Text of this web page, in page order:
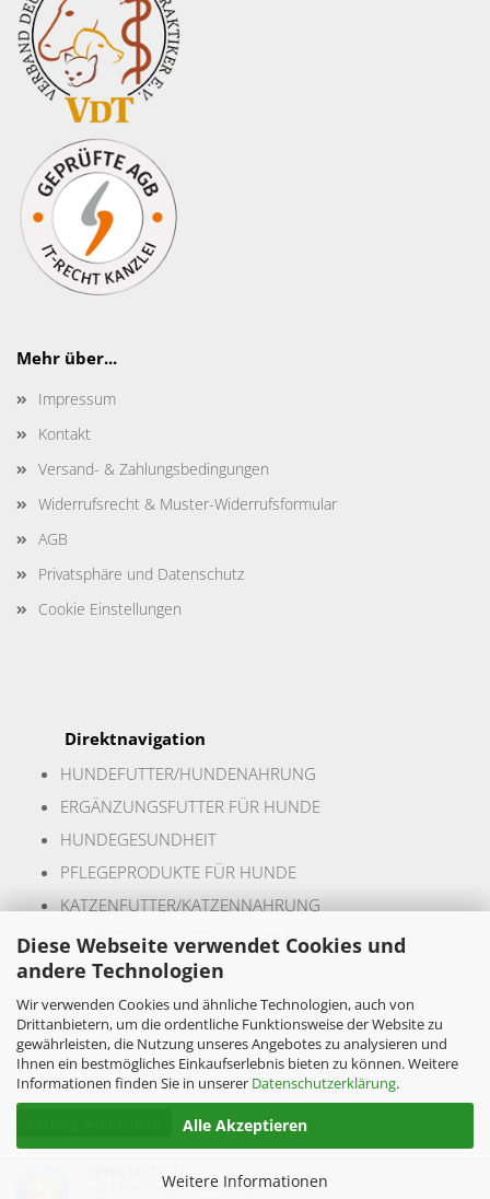
Diese Webseite verwendet Cookies und
andere Technologien
Wir verwenden Cookies und ähnliche Technologien, auch von
Drittanbietern, um die ordentliche Funktionsweise der Website zu
gewährleisten, die Nutzung unseres Angebotes zu analysieren und
Ihnen ein bestmögliches Einkaufserlebnis bieten zu können. Weitere
Informationen finden Sie in unserer Datenschutzerklärung.
Alle Akzeptieren
Weitere Informationen
Mehr über...
Impressum
Kontakt
Versand- & Zahlungsbedingungen
Widerrufsrecht & Muster-Widerrufsformular
AGB
Privatsphäre und Datenschutz
Cookie Einstellungen
Direktnavigation
HUNDEFUTTER/HUNDENAHRUNG
ERGÄNZUNGSFUTTER FÜR HUNDE
HUNDEGESUNDHEIT
PFLEGEPRODUKTE FÜR HUNDE
KATZENFUTTER/KATZENNAHRUNG
ERGÄNZUNGSFUTTER FÜR KATZEN
KATZENGESUNDHEIT
PFLEGEPRODUKTE FÜR KATZEN
(5 / 5)
Bewertung bei: shopvote.de ⓘ